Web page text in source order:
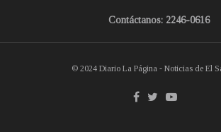
Contáctanos: 2246-0616
© 2024 Diario La Página - Noticias de El